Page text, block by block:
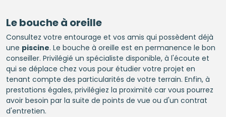
Le bouche à oreille
Consultez votre entourage et vos amis qui possèdent déjà
une piscine. Le bouche à oreille est en permanence le bon
conseiller. Privilégié un spécialiste disponible, à l'écoute et
qui se déplace chez vous pour étudier votre projet en
tenant compte des particularités de votre terrain. Enfin, à
prestations égales, privilégiez la proximité car vous pourrez
avoir besoin par la suite de points de vue ou d'un contrat
d'entretien.